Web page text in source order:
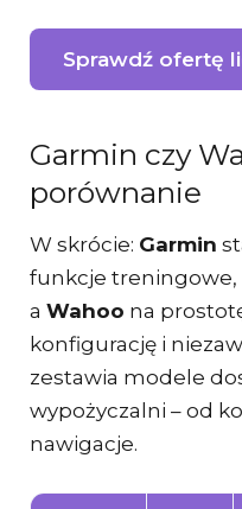
Sprawdź ofertę
Garmin czy
porównanie
W skrócie: Garmin
funkcje treningowe,
aWahoo na
konfigurację i
zestawia modele
wypożyczalni – od
nawigacje.